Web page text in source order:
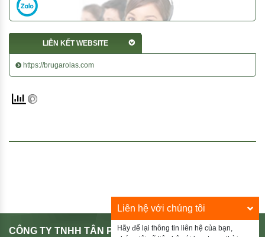
LIÊN KẾT WEBSITE
https://brugarolas.com
CÔNG TY TNHH TÂN PHÚ HIẾU
Liên hệ với chúng tôi
Hãy để lại thông tin liên hệ của bạn,